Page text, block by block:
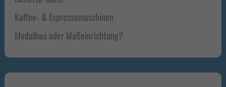
Kaffee- & Espressomaschinen
Modulbau oder Maßeinrichtung?